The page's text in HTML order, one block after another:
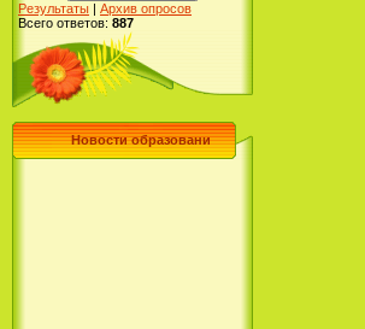
Результаты | Архив опросов
Всего ответов: 887
Новости образовани